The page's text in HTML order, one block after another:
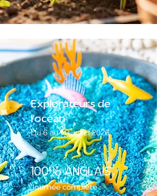
Explorateurs de
l'océan
Du 6 au 10 juillet 2026
100% ANGLAIS
Journée complète :